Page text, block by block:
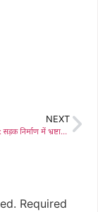
NEXT
Gamharia News: सड़क निर्माण में भ्रष्टाचार : मेयर संजय सरदार ने किया जांच, लैब टेस्ट के लिए भेजे जाएंगे सैंपल
Required